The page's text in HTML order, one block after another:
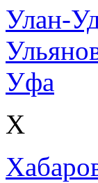
Улан-
Уфа
Х